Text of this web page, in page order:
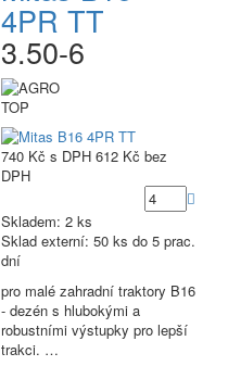
4PR TT
3.50-6
TOP
740 Kč s DPH 612 Kč bez
DPH
Skladem: 2 ks
Sklad externí: 50 ks do 5 prac.
dní
pro malé zahradní traktory B16
- dezén s hlubokými a
robustními výstupky pro lepší
trakci. …